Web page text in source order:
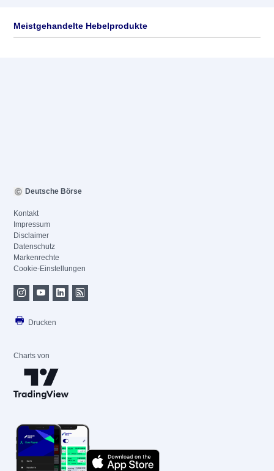
Meistgehandelte Hebelprodukte
Deutsche Börse
Kontakt
Impressum
Disclaimer
Datenschutz
Markenrechte
Cookie-Einstellungen
Drucken
Charts von